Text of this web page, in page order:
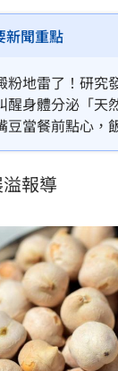
新聞重點
粉地雷了！研究
醒身體分泌「天
豆當餐前點心，
了29–36%。
報導